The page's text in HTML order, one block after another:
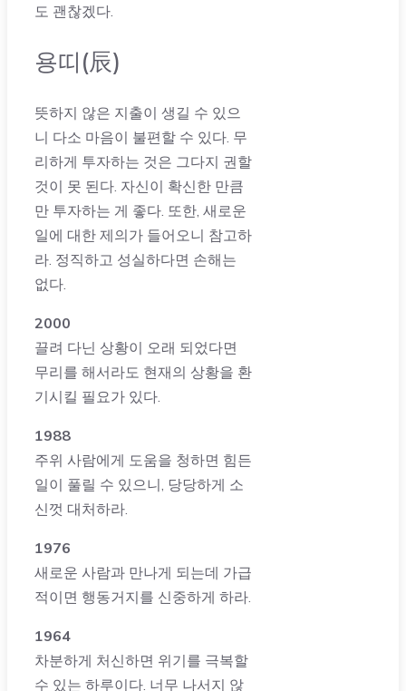
도 괜찮겠다.
용띠(辰)
뜻하지 않은 지출이 생길 수 있으
니 다소 마음이 불편할 수 있다. 무
리하게 투자하는 것은 그다지 권할
것이 못 된다. 자신이 확신한 만큼
만 투자하는 게 좋다. 또한, 새로운
일에 대한 제의가 들어오니 참고하
라. 정직하고 성실하다면 손해는
없다.
2000
끌려 다닌 상황이 오래 되었다면
무리를 해서라도 현재의 상황을 환
기시킬 필요가 있다.
1988
주위 사람에게 도움을 청하면 힘든
일이 풀릴 수 있으니, 당당하게 소
신껏 대처하라.
1976
새로운 사람과 만나게 되는데 가급
적이면 행동거지를 신중하게 하라.
1964
차분하게 처신하면 위기를 극복할
수 있는 하루이다. 너무 나서지 않